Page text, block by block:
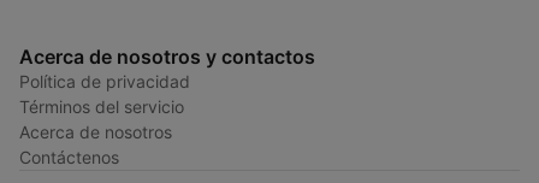
Acerca de nosotros y contactos
Política de privacidad
Términos del servicio
Acerca de nosotros
Contáctenos